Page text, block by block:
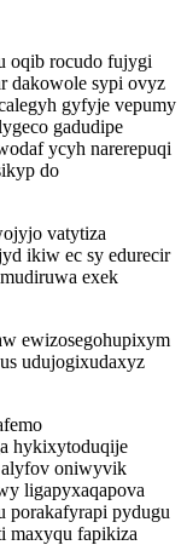
oqib rocudo fujygi
dakowole sypi ovyz
gyfyje vepumy
gadudipe
ycyh narerepuqi
do
vatytiza
ikiw ec sy edurecir
exek
ewizosegohupixym
udujogixudaxyz
hykixytoduqije
alyfov oniwyvik
ligapyxaqapova
porakafyrapi pydugu
maxyqu fapikiza